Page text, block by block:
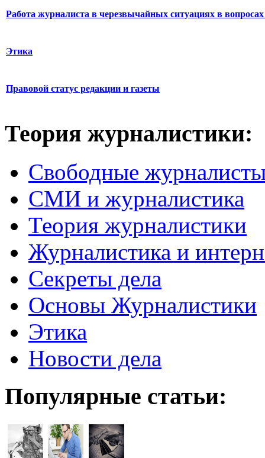
Работа журналиста в черезвычайных ситуациях в вопросах
Этика
Правовой статус редакции и газеты
Теория журналистики:
Свободные
СМИ и журналистика
Теория журналистики
Журналистика и
Секреты дела
Основы Журналистики
Этика
Новости дела
Популярные статьи: